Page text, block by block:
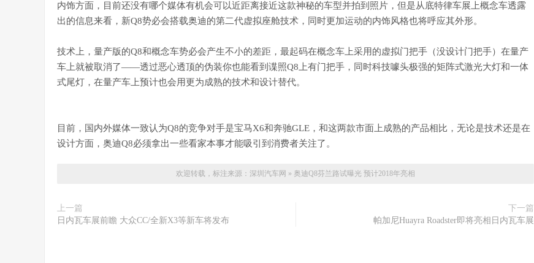
内饰方面，目前还没有哪个媒体有机会可以近距离接近这款神秘的车型并拍到照片，但是从底特律车展上概念车透露
出的信息来看，新Q8势必会搭载奥迪的第二代虚拟座舱技术，同时更加运动的内饰风格也将呼应其外形。
技术上，量产版的Q8和概念车势必会产生不小的差距，最起码在概念车上采用的虚拟门把手（没设计门把手）在量产
车上就被取消了——透过恶心透顶的伪装你也能看到谍照Q8上有门把手，同时科技噱头极强的矩阵式激光大灯和一体
式尾灯，在量产车上预计也会用更为成熟的技术和设计替代。
目前，国内外媒体一致认为Q8的竞争对手是宝马X6和奔驰GLE，和这两款市面上成熟的产品相比，无论是技术还是在
设计方面，奥迪Q8必须拿出一些看家本事才能吸引到消费者关注了。
欢迎转载，标注来源： 深圳汽车网 » 奥迪Q8芬兰路试曝光 预计2018年亮相
上一篇
日内瓦车展前瞻 大众CC/全新X3等新车将发布
下一篇
帕加尼Huayra Roadster即将亮相日内瓦车展